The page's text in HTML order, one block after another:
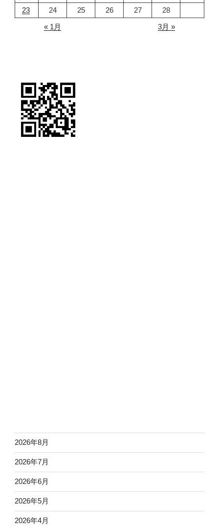
23
24 25 26 27
28
« 1月
3月 »
2026年8月
2026年7月
2026年6月
2026年5月
2026年4月